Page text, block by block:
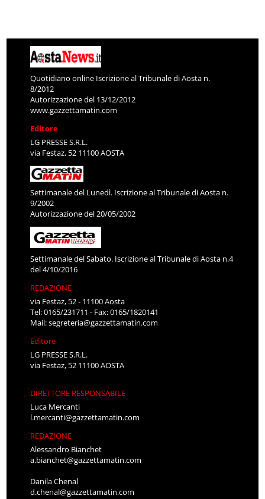
Quotidiano online Iscrizione al Tribunale di Aosta n.
8/2012
Autorizzazione del 13/12/2012
www.gazzettamatin.com
Editore
LG PRESSE S.R.L.
via Festaz, 52 11100 AOSTA
Settimanale del Lunedì. Iscrizione al Tribunale di Aosta n.
9/2002
Autorizzazione del 20/05/2002
Settimanale del Sabato. Iscrizione al Tribunale di Aosta n.4
del 4/10/2016
REDAZIONE
via Festaz, 52 - 11100 Aosta
Tel: 0165/231711 - Fax: 0165/1820141
Mail:segreteria@gazzettamatin.com
Editore
LG PRESSE S.R.L.
via Festaz, 52 11100 AOSTA
DIRETTORE RESPONSABILE
Luca Mercanti
l.mercanti@gazzettamatin.com
REDAZIONE
Alessandro Bianchet
a.bianchet@gazzettamatin.com
Danila Chenal
d.chenal@gazzettamatin.com